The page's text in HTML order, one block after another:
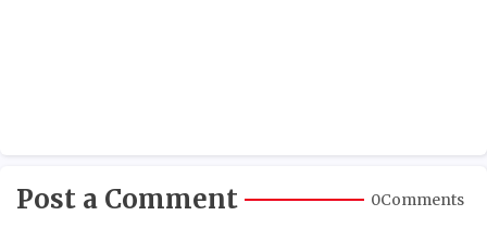
Post a Comment 0Comments